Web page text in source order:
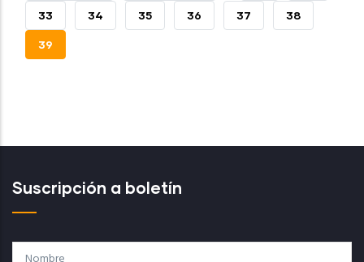
PÁGINA
ANTERIOR
PAGE
33 PAGE
34 PAGE
35 PAGE
36 PAGE
37 PAGE
38
PÁGINA
39
Suscripción a boletín
Nombre